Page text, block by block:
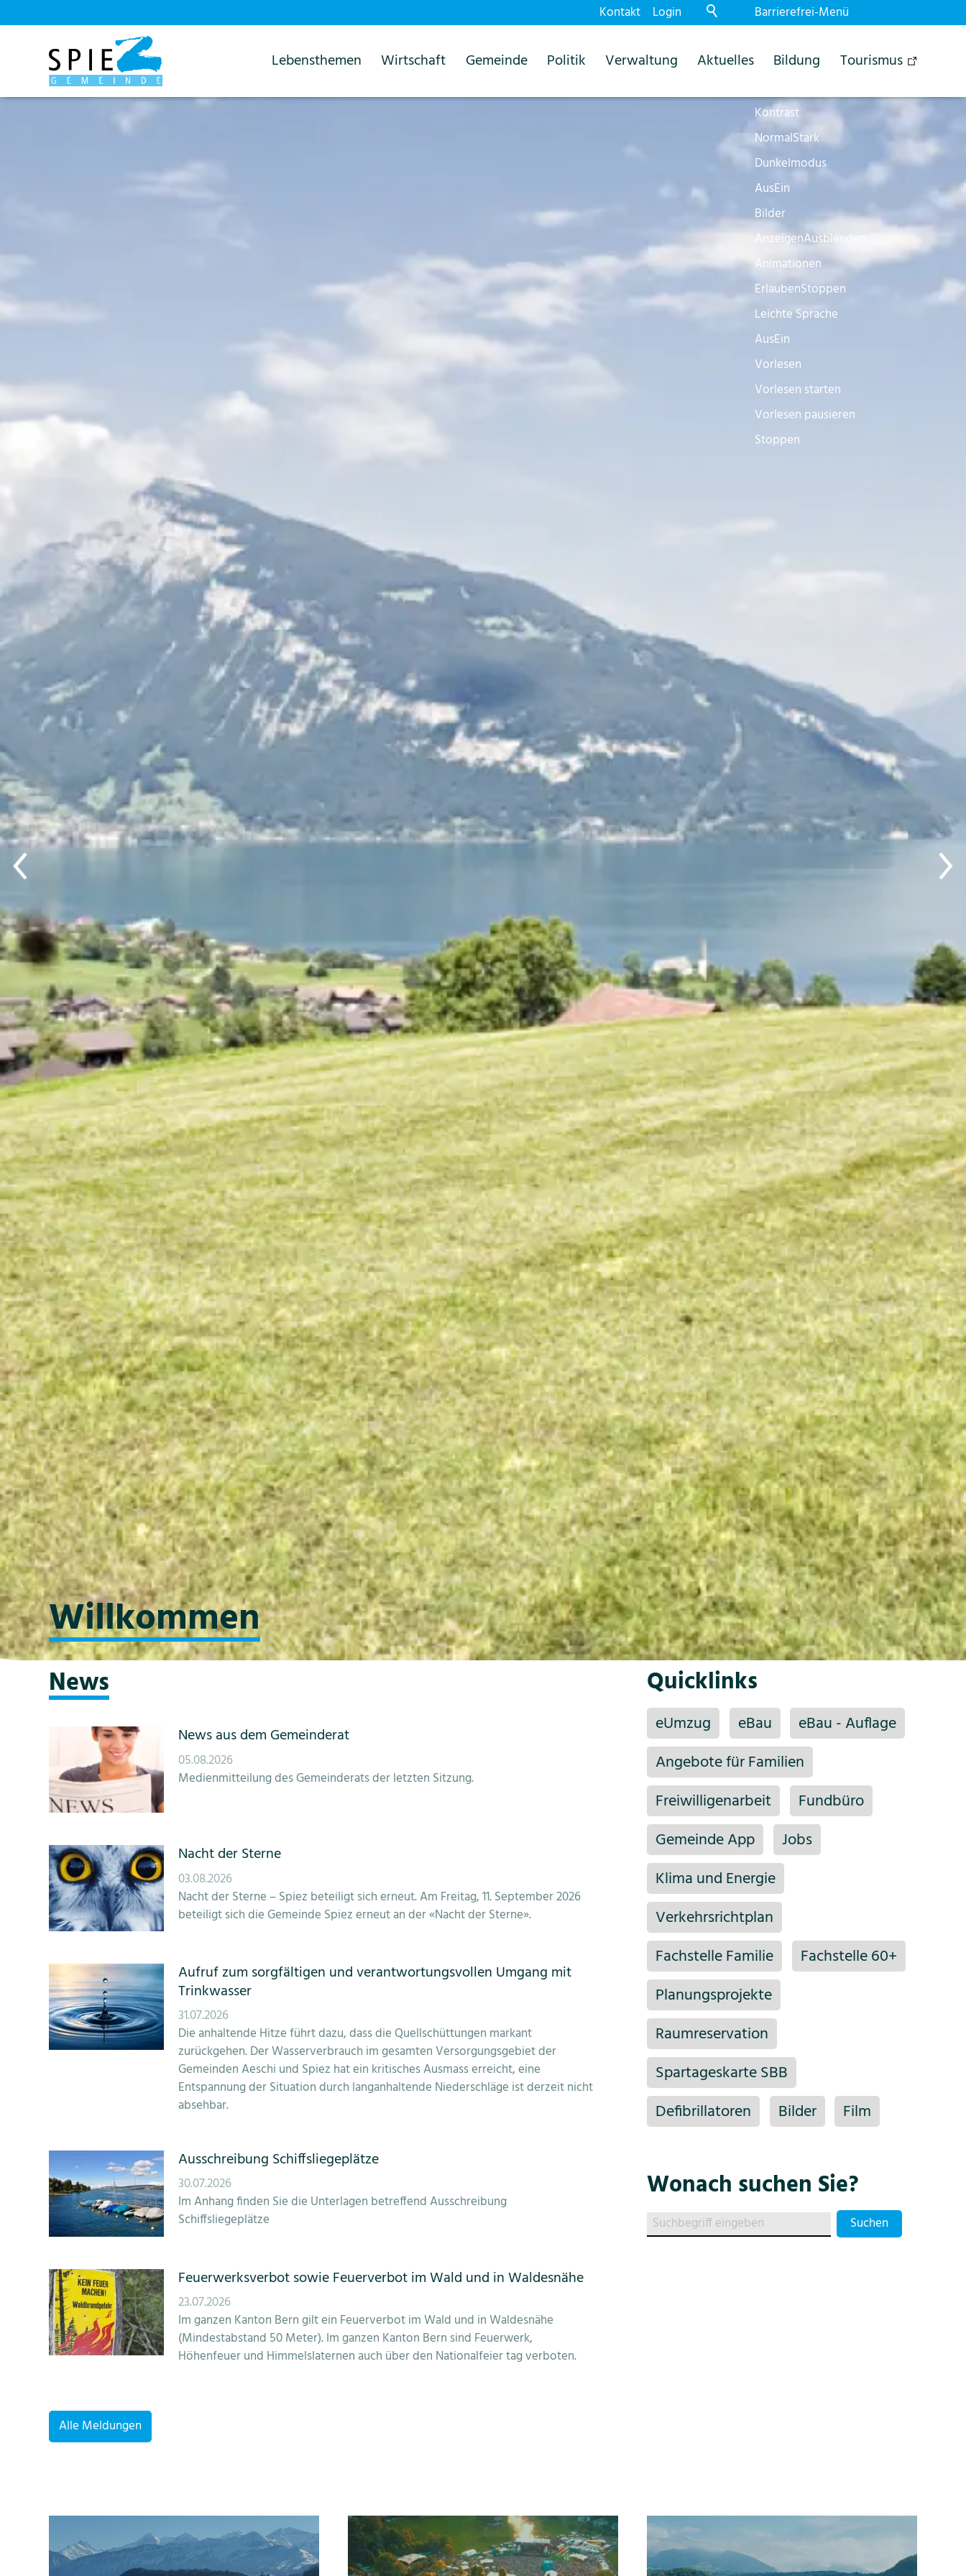
Barrierefrei-Menü
Schrift
Kontrast
NormalStark
Dunkelmodus
AusEin
Bilder
AnzeigenAusblenden
Animationen
ErlaubenStoppen
Leichte Sprache
AusEin
Vorlesen
Vorlesen starten
Vorlesen pausieren
Stoppen
Login
Kontakt
Lebensthemen Wirtschaft Gemeinde Politik Verwaltung Aktuelles Bildung Tourismus
Willkommen
News
News aus dem Gemeinderat
05.08.2026
Medienmitteilung des Gemeinderats der letzten Sitzung.
Nacht der Sterne
03.08.2026
Nacht der Sterne – Spiez beteiligt sich erneut. Am Freitag, 11. September 2026
beteiligt sich die Gemeinde Spiez erneut an der «Nacht der Sterne».
Aufruf zum sorgfältigen und verantwortungsvollen Umgang mit
Trinkwasser
31.07.2026
Die anhaltende Hitze führt dazu, dass die Quellschüttungen markant
zurückgehen. Der Wasserverbrauch im gesamten Versorgungsgebiet der
Gemeinden Aeschi und Spiez hat ein kritisches Ausmass erreicht, eine
Entspannung der Situation durch langanhaltende Niederschläge ist derzeit nicht
absehbar.
Ausschreibung Schiffsliegeplätze
30.07.2026
Im Anhang finden Sie die Unterlagen betreffend Ausschreibung
Schiffsliegeplätze
Feuerwerksverbot sowie Feuerverbot im Wald und in Waldesnähe
23.07.2026
Im ganzen Kanton Bern gilt ein Feuerverbot im Wald und in Waldesnähe
(Mindestabstand 50 Meter). Im ganzen Kanton Bern sind Feuerwerk,
Höhenfeuer und Himmelslaternen auch über den Nationalfeier tag verboten.
Alle Meldungen
Quicklinks
eUmzug eBau
eBau - Auflage
Angebote für Familien
Freiwilligenarbeit
Fundbüro
Gemeinde App
Jobs
Klima und Energie
Verkehrsrichtplan
Fachstelle Familie
Fachstelle 60+
Planungsprojekte
Raumreservation
Spartageskarte SBB
Defibrillatoren
Bilder Film
Wonach suchen Sie?
Suchen